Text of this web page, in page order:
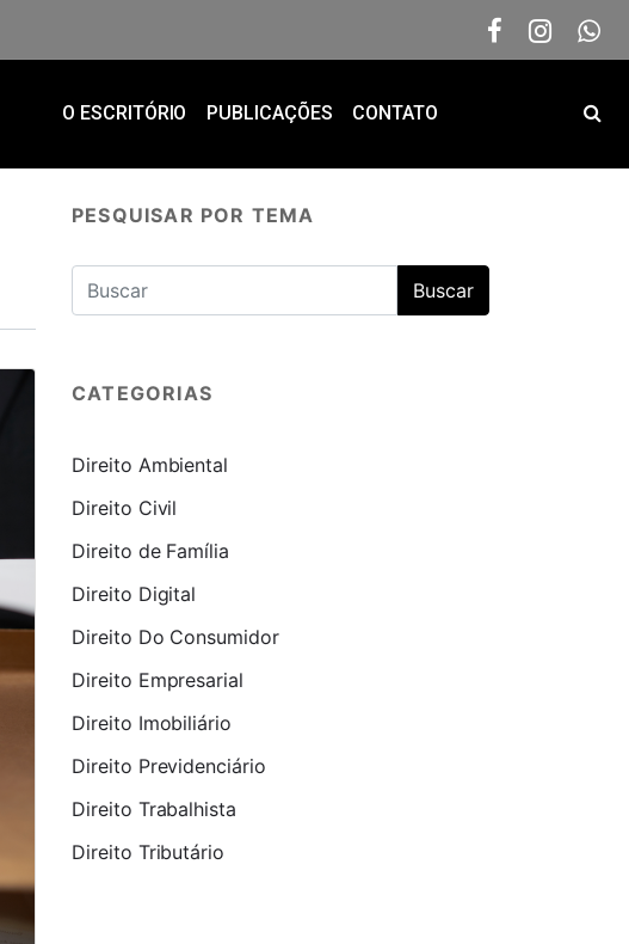
O ESCRITÓRIO PUBLICAÇÕES CONTATO
PESQUISAR POR TEMA
CATEGORIAS
Direito Ambiental
Direito Civil
Direito de Família
Direito Digital
Direito Do Consumidor
Direito Empresarial
Direito Imobiliário
Direito Previdenciário
Direito Trabalhista
Direito Tributário